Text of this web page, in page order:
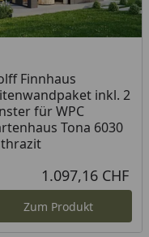
Finnhaus
inkl. 2
für WPC
Tona 6030
1.097,16 CHF
Zum Produkt